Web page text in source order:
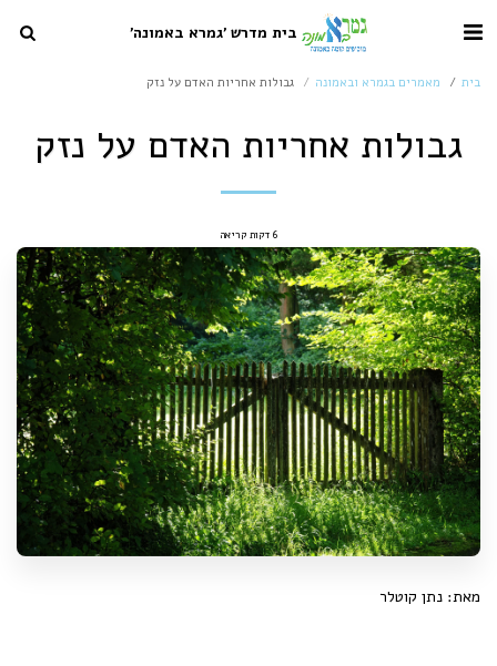
בית מדרש 'גמרא באמונה'
בית מאמרים בגמרא ובאמונה גבולות אחריות האדם על נזק
גבולות אחריות האדם על נזק
6 דקות קריאה
מאת: נתן קוטלר